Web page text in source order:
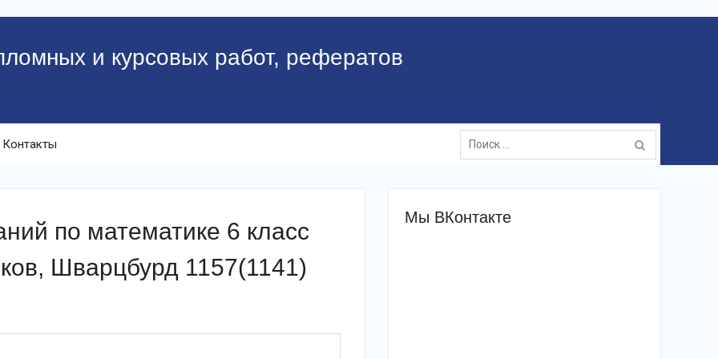
и курсовых работ, рефератов
Контакты
Поиск:
по математике 6 класс
Шварцбурд 1157(1141)
Мы ВКонтакте